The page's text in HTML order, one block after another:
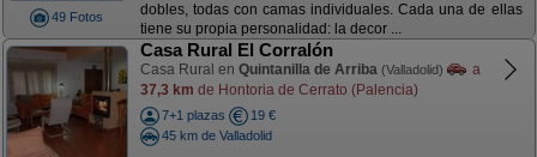
49 Fotos
dobles, todas con camas individuales. Cada una de ellas
tiene su propia personalidad: la decor ...
Casa Rural El Corralón
Casa Rural en Quintanilla de Arriba (Valladolid)
a
37,3 km de Hontoria de Cerrato (Palencia)
7+1 plazas
19 €
45 km de Valladolid